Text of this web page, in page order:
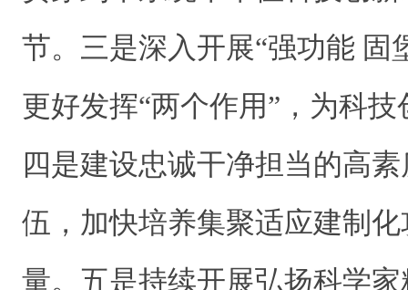
节。三是深入开展“强功能 固
更好发挥“两个作用”，为科
四是建设忠诚干净担当的高
伍，加快培养集聚适应建制
量。五是持续开展弘扬科学